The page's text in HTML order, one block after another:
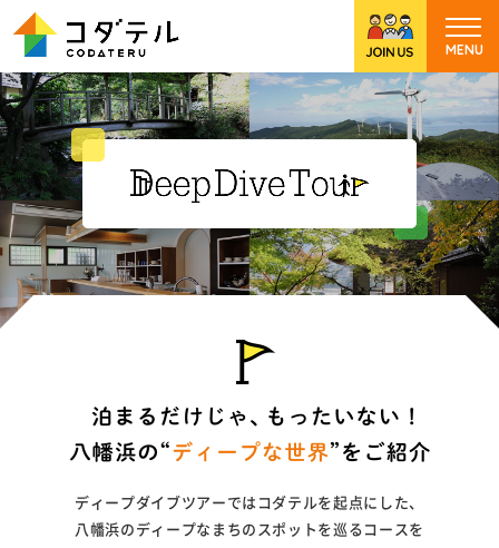
ディープダイブツアーではコダテルを起点にした、
八幡浜のディープなまちのスポットを巡るコースを